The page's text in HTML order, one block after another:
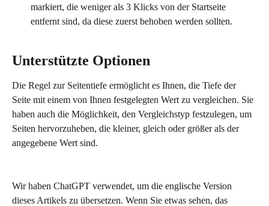
markiert, die weniger als 3 Klicks von der Startseite
entfernt sind, da diese zuerst behoben werden sollten.
Unterstützte Optionen
Die Regel zur Seitentiefe ermöglicht es Ihnen, die Tiefe der
Seite mit einem von Ihnen festgelegten Wert zu vergleichen. Sie
haben auch die Möglichkeit, den Vergleichstyp festzulegen, um
Seiten hervorzuheben, die kleiner, gleich oder größer als der
angegebene Wert sind.
Wir haben ChatGPT verwendet, um die englische Version
dieses Artikels zu übersetzen. Wenn Sie etwas sehen, das